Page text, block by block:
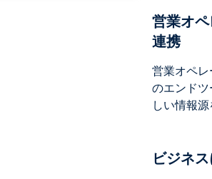
営業オ
連携
営業オペ
のエンド
しい情報
ビジネ